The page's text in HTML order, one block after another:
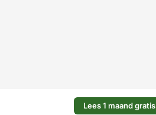
Lees 1 maand gratis